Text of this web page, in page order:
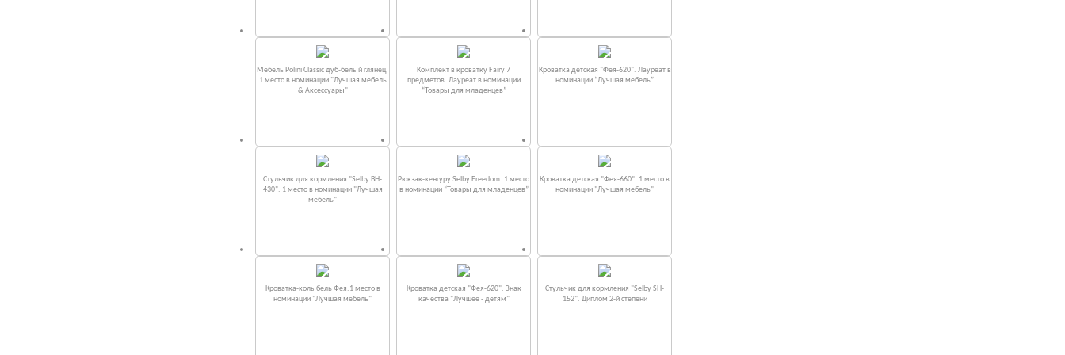
Мебель Polini Classic дуб-белый глянец.
1 место в номинации "Лучшая мебель
& Аксессуары"
Комплект в кроватку Fаiry 7
предметов. Лауреат в номинации
“Товары для младенцев”
Кроватка детская "Фея-620". Лауреат в
номинации “Лучшая мебель”
Стульчик для кормления "Selby BH-
430". 1 место в номинации "Лучшая
мебель"
Рюкзак-кенгуру Selby Freedom. 1 место
в номинации “Товары для младенцев”
Кроватка детская "Фея-660". 1 место в
номинации "Лучшая мебель"
Кроватка-колыбель Фея.1 место в
номинации "Лучшая мебель"
Кроватка детская "Фея-620". Знак
качества "Лучшее - детям"
Стульчик для кормления "Selby SH-
152". Диплом 2-й степени